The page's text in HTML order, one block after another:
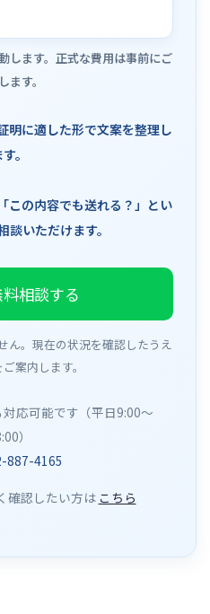
します。正式な費用は事前にご
ます。
明に適した形で文案を整理し
。
この内容でも送れる？」とい
談いただけます。
相談する
。現在の状況を確認したうえ
案内します。
応可能です（平日9:00〜
）
887-4165
確認したい方は こちら